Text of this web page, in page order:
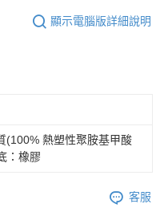
顯示電腦版詳細說明
(100% 熱塑性聚胺基甲酸
：橡膠
客服